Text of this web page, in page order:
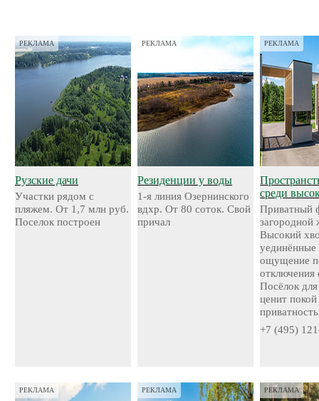
РЕКЛАМА
Рузские дачи
Участки рядом с
пляжем. От 1,7 млн руб.
Поселок построен
РЕКЛАМА
Резиденции у воды
1-я линия Озернинского
вдхр. От 80 соток. Свой
причал
РЕКЛАМА
среди
Приватный
загородной
Высокий
уединённые
ощущение
отключения
Посёлок
ценит
приватность
+7 (495)
РЕКЛАМА РЕКЛАМА РЕКЛАМА